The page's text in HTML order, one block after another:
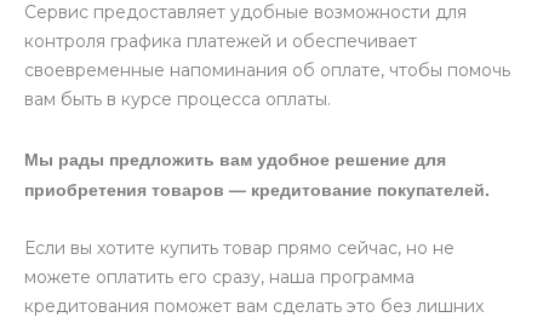
Сервис предоставляет удобные возможности для
контроля графика платежей и обеспечивает
своевременные напоминания об оплате, чтобы помочь
вам быть в курсе процесса оплаты.
Мы рады предложить вам удобное решение для
приобретения товаров — кредитование покупателей.
Если вы хотите купить товар прямо сейчас, но не
можете оплатить его сразу, наша программа
кредитования поможет вам сделать это без лишних